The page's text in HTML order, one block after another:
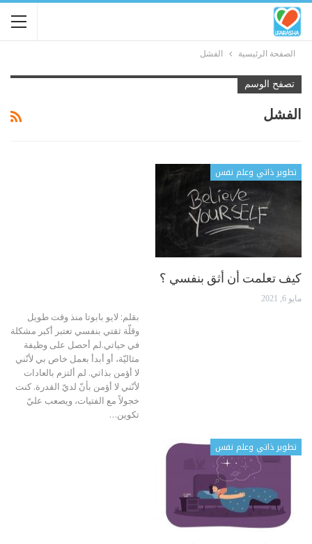
الصفحة الرئيسية الفشل
تصفح الوسم
الفشل
تطوير ذاتي وعلم نفس
كيف تعلمت أن أثق بنفسي ؟
مايو 6, 2021
بقلم: لايو بابوتا منذ وقت طويل
وقلّة ثقتي بنفسي تعتبر أكبر مشكلة
في حياتي.لم أحصل على وظيفة
مثاليّة، أو أبدأ بعمل خاص بي لأنّني
لا أؤمن بذاتي. لم ألتزم بالعادات
لأنّني لا أؤمن بأنّ لديّ القدرة. كنت
خجولاً مع الفتيات، ويصعب عليّ
تكوين…
تطوير ذاتي وعلم نفس